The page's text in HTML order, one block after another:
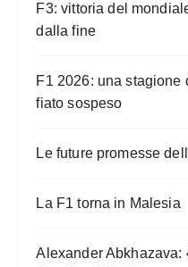
F3: vittoria del
dalla fine
F1 2026: una stagione
fiato sospeso
Le future promesse
La F1 torna in Malesia
Alexander